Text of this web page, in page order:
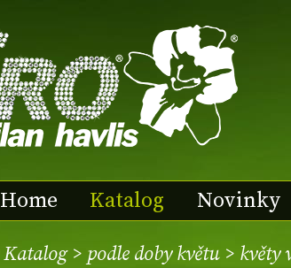
Home Katalog Novinky
Katalog> podle doby květu > květy